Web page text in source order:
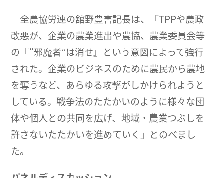
全農協労連の舘野豊書記長は、「TPPや農政
改悪が、企業の農業進出や農協、農業委員会等
の『“邪魔者”は消せ』という意図によって強行
された。企業のビジネスのために農民から農地
を奪うなど、あらゆる攻撃がしかけられようと
している。戦争法のたたかいのように様々な団
体や個人との共同を広げ、地域・農業つぶしを
許さないたたかいを進めていく」とのべまし
た。